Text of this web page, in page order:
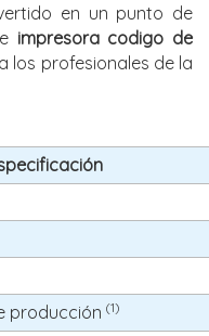
en un punto de
impresora codigo de
los profesionales de la
producción (1)